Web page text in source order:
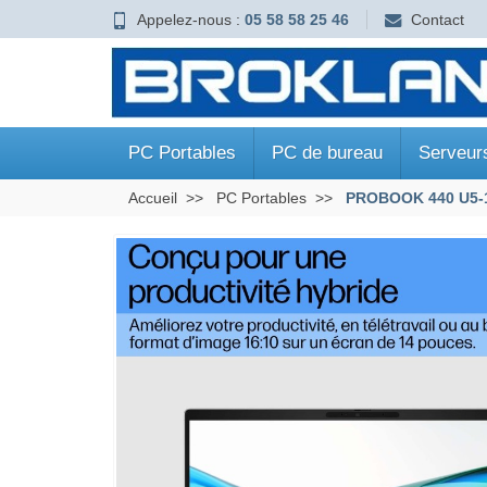
Appelez-nous : 05 58 58 25 46 Contact
PC Portables PC de bureau
Accueil PC Portables PROBOOK 440